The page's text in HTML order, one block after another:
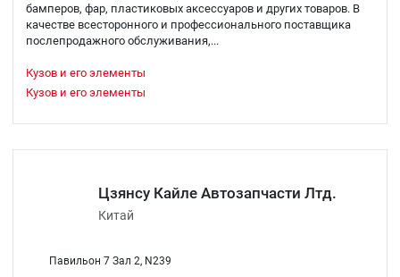
бамперов, фар, пластиковых аксессуаров и других товаров. В
качестве всесторонного и профессионального поставщика
послепродажного обслуживания,...
Кузов и его элементы
Кузов и его элементы
Цзянсу Кайле Автозапчасти Лтд.
Китай
Павильон 7 Зал 2, N239